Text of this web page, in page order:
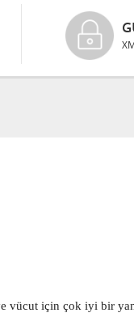
vücut için çok iyi bir